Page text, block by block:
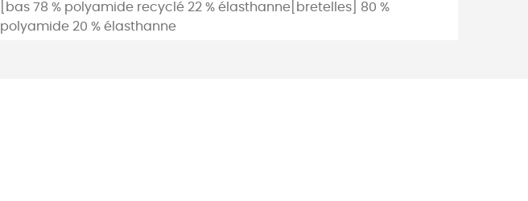
[bas 78 % polyamide recyclé 22 % élasthanne[bretelles] 80 %
polyamide 20 % élasthanne